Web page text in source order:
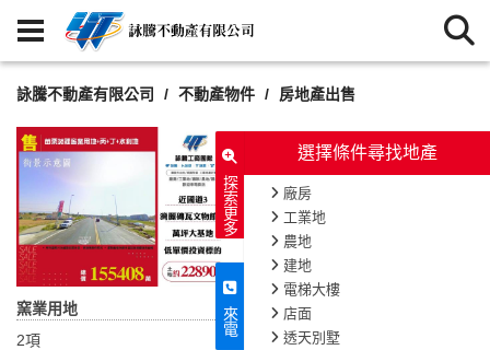
選擇條件尋找地產
廠房
工業地
農地
建地
電梯大樓
店面
透天別墅
探索更多
來電
詠騰不動產有限公司 不動產物件 房地產出售
窯業用地
2項